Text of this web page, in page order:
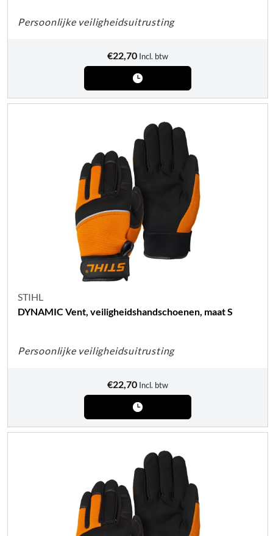
Persoonlijke veiligheidsuitrusting
€22,70 Incl. btw
STIHL
DYNAMIC Vent, veiligheidshandschoenen, maat S
Persoonlijke veiligheidsuitrusting
€22,70 Incl. btw